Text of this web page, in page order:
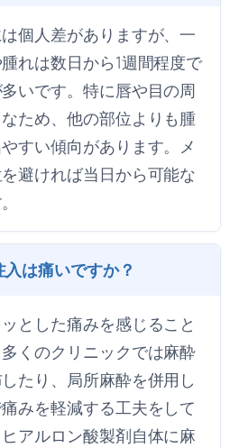
個人差がありますが、一
れは数日から1週間程度で
いです。特に唇や目の周
ため、他の部位よりも腫
すい傾向があります。メ
避ければ当日から可能な
は痛いですか？
とした痛みを感じること
くのクリニックでは麻酔
たり、局所麻酔を併用し
みを軽減する工夫をして
アルロン酸製剤自体に麻